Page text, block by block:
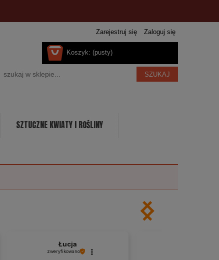
Zarejestruj się Zaloguj się
Koszyk: (pusty)
SZUKAJ
SZTUCZNE KWIATY I ROŚLINY
Łucja
zweryfikowano